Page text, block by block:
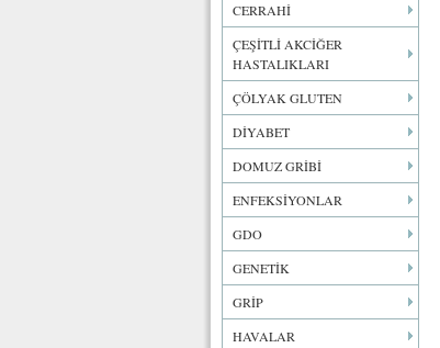
CERRAHİ
ÇEŞİTLİ AKCİĞER
HASTALIKLARI
ÇÖLYAK GLUTEN
DİYABET
DOMUZ GRİBİ
ENFEKSİYONLAR
GDO
GENETİK
GRİP
HAVALAR